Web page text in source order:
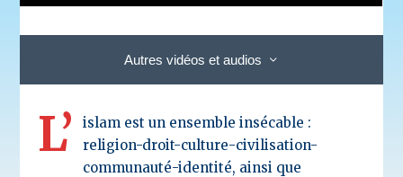
Autres vidéos et audios
L’
islam est un ensemble insécable :
religion-droit-culture-civilisation-
communauté-identité, ainsi que